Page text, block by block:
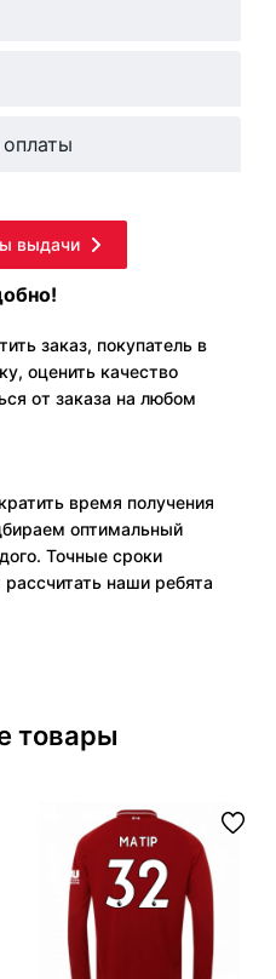
выдачи
заказ, покупатель в
оценить качество
от заказа на любом
время получения
оптимальный
Точные сроки
наши ребята
товары